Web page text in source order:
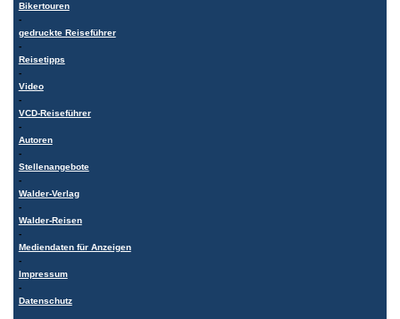
Bikertouren
-
gedruckte Reiseführer
-
Reisetipps
-
Video
-
VCD-Reiseführer
-
Autoren
-
Stellenangebote
-
Walder-Verlag
-
Walder-Reisen
-
Mediendaten für Anzeigen
-
Impressum
-
Datenschutz